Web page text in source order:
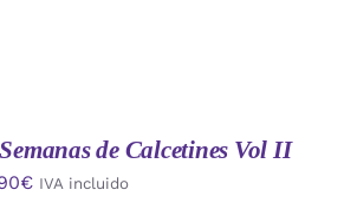
de Calcetines Vol II
€ IVA incluido